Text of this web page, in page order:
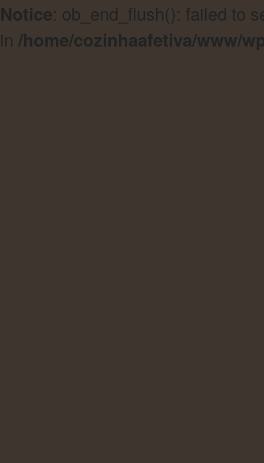
Notice: ob_end_flush(): failed to
in /home/cozinhaafetiva/www/